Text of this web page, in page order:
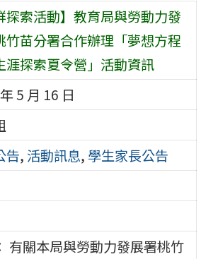
探索活動】教育局與勞動力發
竹苗分署合作辦理「夢想方程
涯探索夏令營」活動資訊
5 月 16 日
告, 活動訊息, 學生家長公告
有關本局與勞動力發展署桃竹